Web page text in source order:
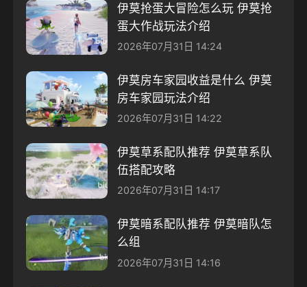
伊莫抢蛋大冒险怎么玩 伊莫抢
蛋大作战玩法介绍
2026年07月31日 14:24
伊莫房车家园收益是什么 伊莫
房车家园玩法介绍
2026年07月31日 14:22
伊莫草系配队推荐 伊莫草系队
伍搭配攻略
2026年07月31日 14:17
伊莫暗系配队推荐 伊莫暗队怎
么组
2026年07月31日 14:16